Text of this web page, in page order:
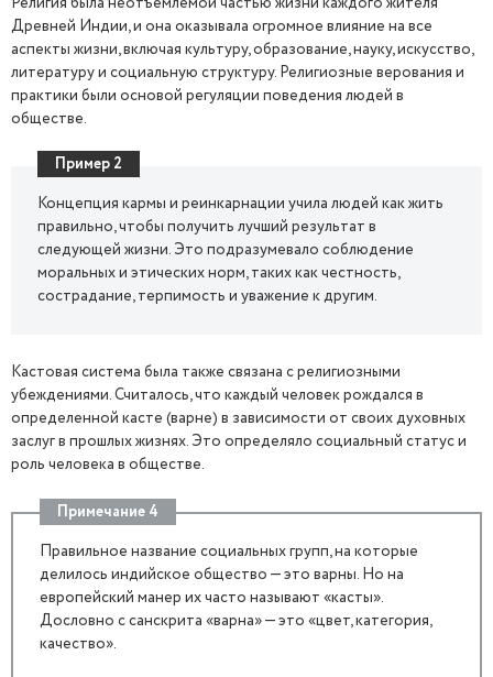
Древней Индии, и она оказывала огромное влияние на все
аспекты жизни, включая культуру, образование, науку, искусство,
литературу и социальную структуру. Религиозные верования и
практики были основой регуляции поведения людей в
обществе.
Пример 2
Концепция кармы и реинкарнации учила людей как жить
правильно, чтобы получить лучший результат в
следующей жизни. Это подразумевало соблюдение
моральных и этических норм, таких как честность,
сострадание, терпимость и уважение к другим.
Кастовая система была также связана с религиозными
убеждениями. Считалось, что каждый человек рождался в
определенной касте (варне) в зависимости от своих духовных
заслуг в прошлых жизнях. Это определяло социальный статус и
роль человека в обществе.
Примечание 4
Правильное название социальных групп, на которые
делилось индийское общество — это варны. Но на
европейский манер их часто называют «касты».
Дословно с санскрита «варна» — это «цвет, категория,
качество».